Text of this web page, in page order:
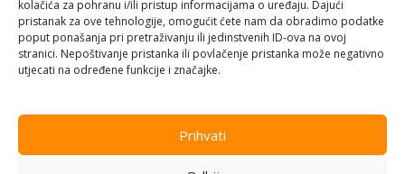
kolačića za pohranu i/ili pristup informacijama o uređaju. Dajući
pristanak za ove tehnologije, omogućit ćete nam da obradimo podatke
poput ponašanja pri pretraživanju ili jedinstvenih ID-ova na ovoj
stranici. Nepoštivanje pristanka ili povlačenje pristanka može negativno
utjecati na određene funkcije i značajke.
Prihvati
Branilaca Bosne, 75 300 Lukavac
+387 35 555 999
info@pconer.ba